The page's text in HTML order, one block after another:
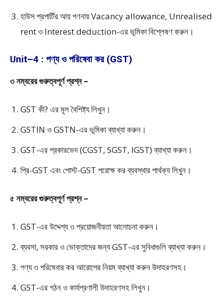
হাউস প্রপার্টির আয় গণনায় Vacancy allowance, Unrealised
rent ও Interest deduction-এর ভূমিকা বিশ্লেষণ করুন।
Unit–4 : পণ্য ও পরিষেবা কর (GST)
৩ নম্বরের গুরুত্বপূর্ণ প্রশ্ন –
GST কী? এর মূল বৈশিষ্ট্য লিখুন।
GSTIN ও GSTN-এর ভূমিকা ব্যাখ্যা করুন।
GST-এর প্রকারভেদ (CGST, SGST, IGST) ব্যাখ্যা করুন।
প্রি-GST এবং পোস্ট-GST পরোক্ষ কর ব্যবস্থার পার্থক্য লিখুন।
৫ নম্বরের গুরুত্বপূর্ণ প্রশ্ন –
GST-এর উদ্দেশ্য ও প্রয়োজনীয়তা আলোচনা করুন।
ব্যবসা, সরকার ও ভোক্তাদের জন্য GST-এর সুবিধাগুলি ব্যাখ্যা করুন।
পণ্য ও পরিষেবার কর আরোপের নিয়ম ব্যাখ্যা করুন উদাহরণসহ।
GST-এর গঠন ও কার্যপ্রণালী উদাহরণসহ লিখুন।